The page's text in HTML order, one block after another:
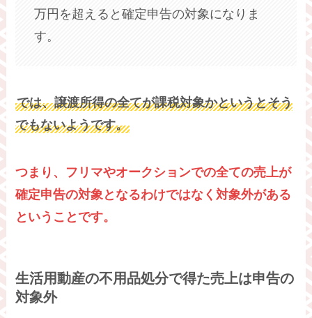
万円を超えると確定申告の対象になりま
す。
では、譲渡所得の全てが課税対象かというとそう
でもないようです。
つまり、フリマやオークションでの全ての売上が
確定申告の対象となるわけではなく対象外がある
ということです。
生活用動産の不用品処分で得た売上は申告の
対象外